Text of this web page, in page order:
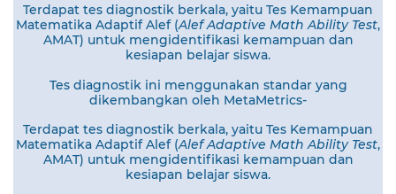
Terdapat tes diagnostik berkala, yaitu Tes Kemampuan
Matematika Adaptif Alef (Alef Adaptive Math Ability Test,
AMAT) untuk mengidentifikasi kemampuan dan
kesiapan belajar siswa.
Tes diagnostik ini menggunakan standar yang
dikembangkan oleh MetaMetrics-
Terdapat tes diagnostik berkala, yaitu Tes Kemampuan
Matematika Adaptif Alef (Alef Adaptive Math Ability Test,
AMAT) untuk mengidentifikasi kemampuan dan
kesiapan belajar siswa.